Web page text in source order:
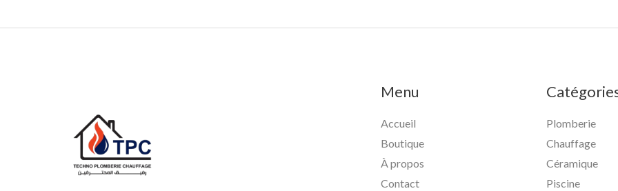
Menu
Accueil
Boutique
À propos
Contact
Plomberie
Chauffage
Céramique
Piscine